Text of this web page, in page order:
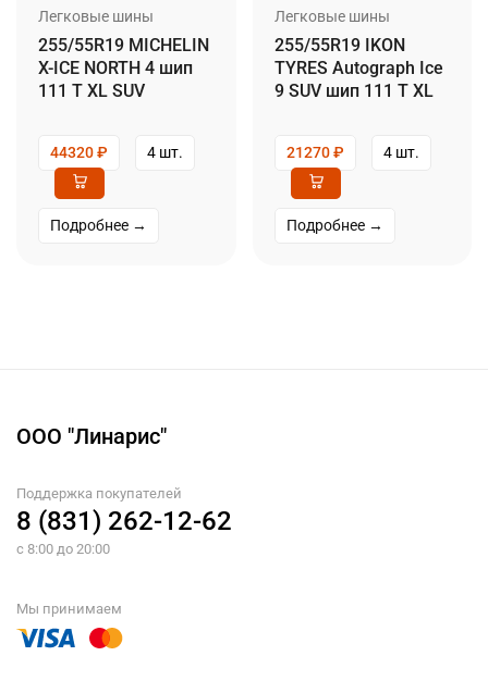
Легковые шины
255/55R19 MICHELIN
X-ICE NORTH 4 шип
111 T XL SUV
44320₽ 4 шт.
Подробнее →
Легковые шины
255/55R19 IKON
TYRES Autograph Ice
9 SUV шип 111 T XL
21270₽ 4 шт.
Подробнее →
ООО "Линарис"
Поддержка покупателей
8 (831) 262-12-62
с 8:00 до 20:00
Мы принимаем